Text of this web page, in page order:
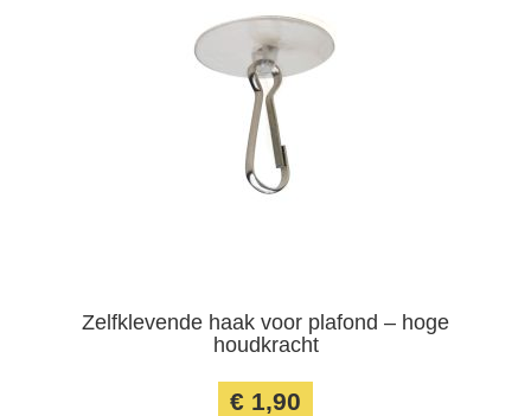
Zelfklevende haak voor plafond – hoge
houdkracht
€ 1,90